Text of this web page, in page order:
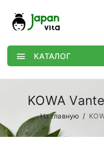
КАТАЛОГ
KOWA
На главную